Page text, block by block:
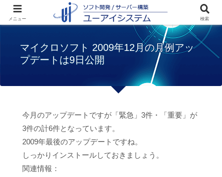
お知らせ
マイクロソフト 2009年
12月の月例アップデートは9日公開
マイクロソフト 2009年12月の月例アッ
プデートは9日公開
今月のアップデートですが「緊急」3件・「重要」が
3件の計6件となっています。
2009年最後のアップデートですね。
しっかりインストールしておきましょう。
関連情報：
メニュー 検索